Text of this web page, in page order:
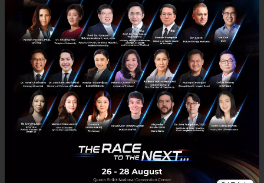
E-mail :contact@techsauce.co
Tel : 02-001-5375
Mobile : 06-4658-9500
Techsauce Media
About Techsauce
Techsauce Services
Privacy Policy